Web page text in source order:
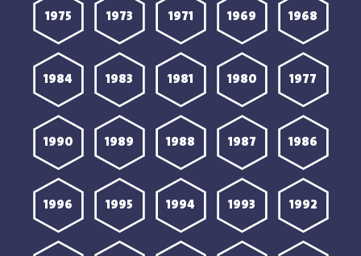
1968
1969
1971
1973
1975
1977
1980
1981
1983
1984
1986
1987
1988
1989
1990
1992
1993
1994
1995
1996